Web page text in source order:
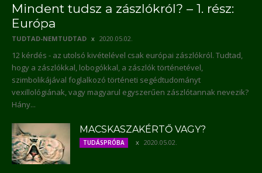
Mindent tudsz a zászlókról? – 1. rész:
Európa
TUDTAD-NEMTUDTAD 2020.05.02.
12 kérdés - az utolsó kivételével csak európai zászlókról. Tudtad,
hogy a zászlókkal, lobogókkal, a zászlók történetével,
szimbolikájával foglalkozó történeti segédtudományt
vexillológiának, vagy magyarul egyszerűen zászlótannak nevezik?
Hány...
MACSKASZAKÉRTŐ VAGY?
TUDÁSPRÓBA 2020.05.02.